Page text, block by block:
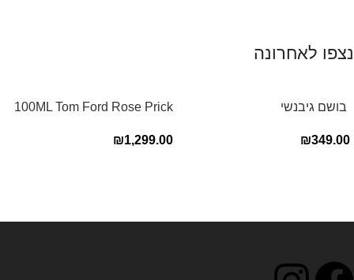
נצפו לאחרונה
‏ בושם גיבנשי
E.D.P 80ml ‏
₪349.00
100ML Tom Ford Rose Prick
₪1,299.00